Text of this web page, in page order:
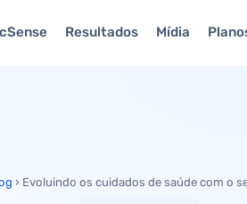
Resultados Mídia
› Evoluindo os cuidados de saúde com o